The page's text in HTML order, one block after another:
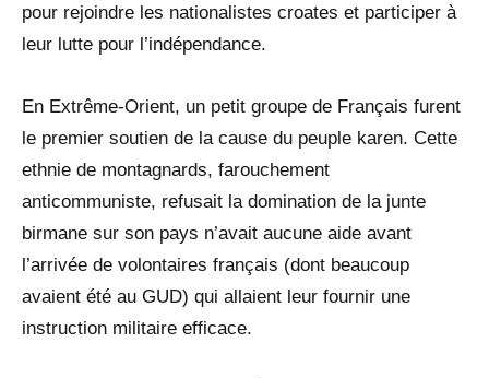
pour rejoindre les nationalistes croates et participer à
leur lutte pour l’indépendance.
En Extrême-Orient, un petit groupe de Français furent
le premier soutien de la cause du peuple karen. Cette
ethnie de montagnards, farouchement
anticommuniste, refusait la domination de la junte
birmane sur son pays n’avait aucune aide avant
l’arrivée de volontaires français (dont beaucoup
avaient été au GUD) qui allaient leur fournir une
instruction militaire efficace.